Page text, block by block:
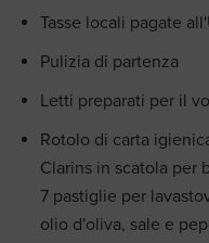
Tasse locali pagate
Pulizia di partenza
Letti preparati per il
Rotolo di carta
Clarins in scatola per
7 pastiglie per
olio d'oliva, sale e